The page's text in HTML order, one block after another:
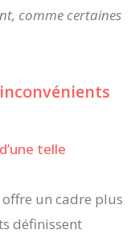
comme certaines
telle
offre un cadre plus
définissent